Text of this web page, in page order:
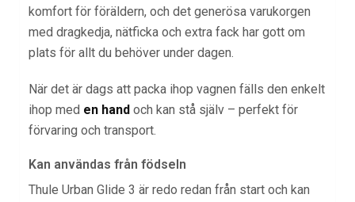
komfort för föräldern, och det generösa varukorgen
med dragkedja, nätficka och extra fack har gott om
plats för allt du behöver under dagen.
När det är dags att packa ihop vagnen fälls den enkelt
ihop med en hand och kan stå själv – perfekt för
förvaring och transport.
Kan användas från födseln
Thule Urban Glide 3 är redo redan från start och kan